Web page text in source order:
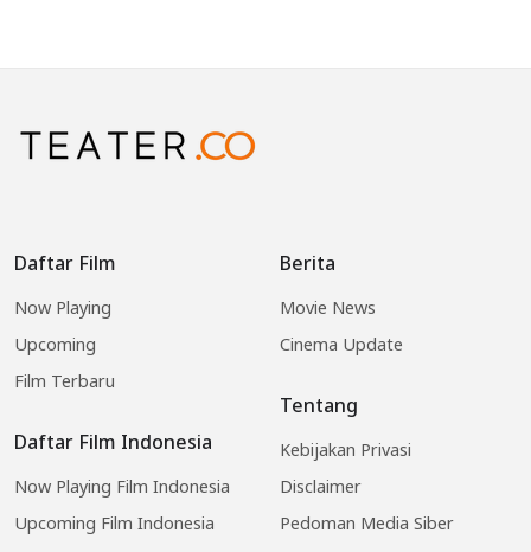
Daftar Film
Now Playing
Upcoming
Film Terbaru
Daftar Film Indonesia
Now Playing Film Indonesia
Upcoming Film Indonesia
Berita
Movie News
Cinema Update
Tentang
Kebijakan Privasi
Disclaimer
Pedoman Media Siber